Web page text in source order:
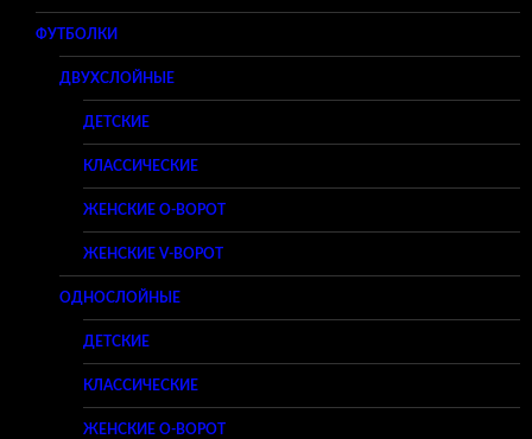
ФУТБОЛКИ
ДВУХСЛОЙНЫЕ
ДЕТСКИЕ
КЛАССИЧЕСКИЕ
ЖЕНСКИЕ O-ВОРОТ
ЖЕНСКИЕ V-ВОРОТ
ОДНОСЛОЙНЫЕ
ДЕТСКИЕ
КЛАССИЧЕСКИЕ
ЖЕНСКИЕ O-ВОРОТ